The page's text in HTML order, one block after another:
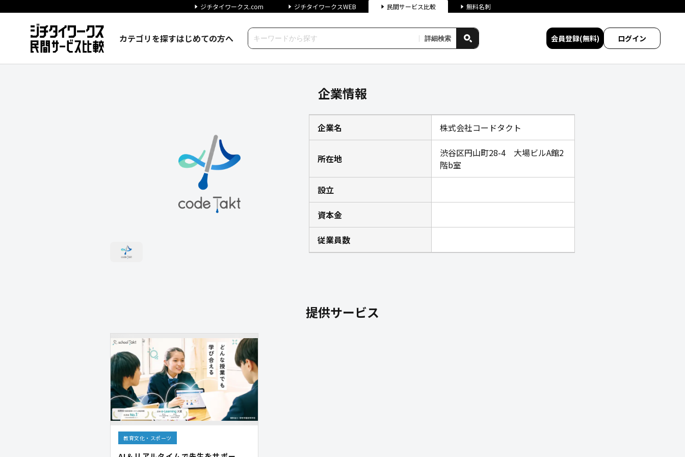
ジチタイワークス.com ジチタイワークスWEB 民間サービス比較 無料名刺
カテゴリを探すはじめての方へ 詳細検索 会員登録(無料) ログイン
企業情報
企業名 株式会社コードタクト
所在地
渋⾕区円⼭町28-4 ⼤場ビルA館2
階b室
設立
資本金
従業員数
提供サービス
教育文化・スポーツ